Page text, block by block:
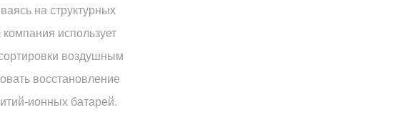
на структурных
использует
воздушным
восстановление
ионных батарей.